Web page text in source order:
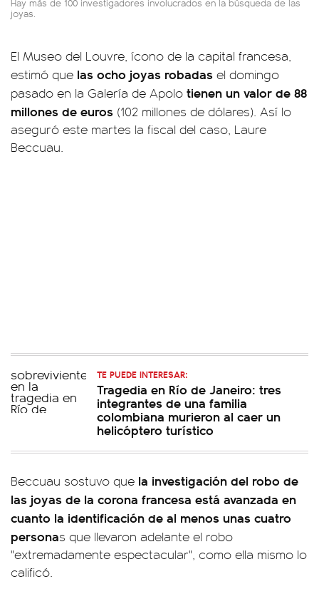
joyas.
El Museo del Louvre, ícono de la capital francesa,
estimó que las ocho joyas robadas el domingo
pasado en la Galería de Apolo tienen un valor de 88
millones de euros (102 millones de dólares). Así lo
aseguró este martes la fiscal del caso, Laure
Beccuau.
TE PUEDE INTERESAR:
Tragedia en Río de Janeiro: tres
integrantes de una familia
colombiana murieron al caer un
helicóptero turístico
Beccuau sostuvo que la investigación del robo de
las joyas de la corona francesa está avanzada en
cuanto la identificación de al menos unas cuatro
personas que llevaron adelante el robo
"extremadamente espectacular", como ella mismo lo
calificó.